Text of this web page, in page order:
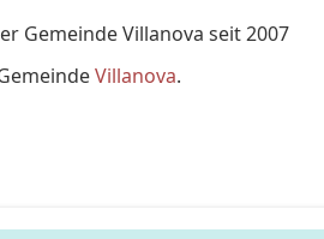
Gemeinde Villanova seit 2007
Villanova.